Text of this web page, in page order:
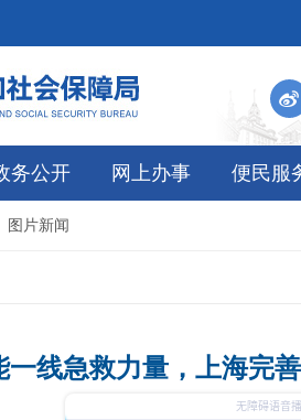
务公开 网上办事 便民服
图片新闻
一线急救力量，上海完